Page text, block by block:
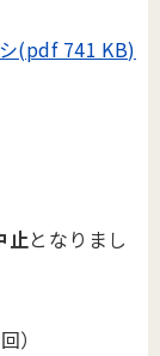
(pdf 741 KB)
止となりまし
）